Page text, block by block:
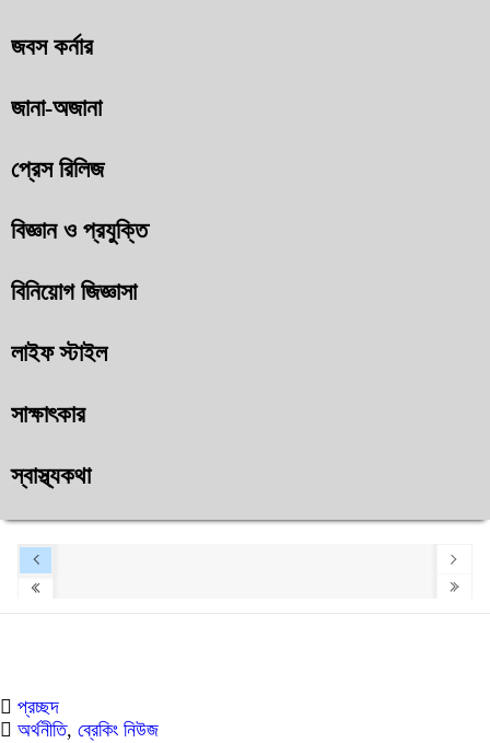
জবস কর্নার
জানা-অজানা
প্রেস রিলিজ
বিজ্ঞান ও প্রযুক্তি
বিনিয়োগ জিজ্ঞাসা
লাইফ স্টাইল
সাক্ষাৎকার
স্বাস্থ্যকথা
প্রচ্ছদ
অর্থনীতি, ব্রেকিং নিউজ